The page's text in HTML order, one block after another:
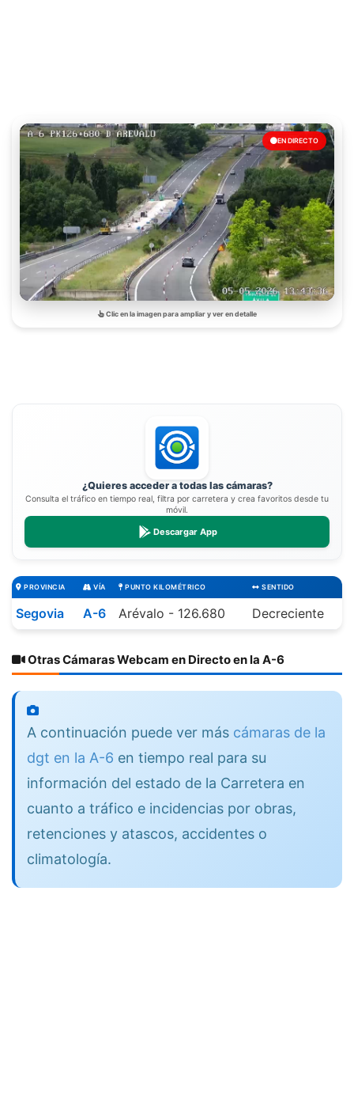
EN DIRECTO
Clic en la imagen para ampliar y ver en detalle
¿Quieres acceder a todas las cámaras?
Consulta el tráfico en tiempo real, filtra por carretera y crea favoritos desde tu
móvil.
Descargar App
PROVINCIA VÍA PUNTO KILOMÉTRICO SENTIDO
Segovia A-6 Arévalo - 126.680 Decreciente
Otras Cámaras Webcam en Directo en la A-6
A continuación puede ver más cámaras de la
dgt en la A-6 en tiempo real para su
información del estado de la Carretera en
cuanto a tráfico e incidencias por obras,
retenciones y atascos, accidentes o
climatología.